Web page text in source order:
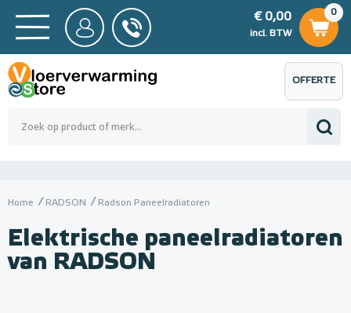
BTW
0,00
0
€ 0,00
incl. BTW
€ 0,00
OFFERTE
AANVRAGEN
Home RADSON Radson Paneelradiatoren
Elektrische paneelradiatoren
van RADSON